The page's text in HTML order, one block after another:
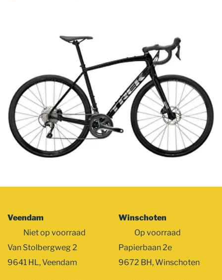
Veendam
Niet op voorraad
Van Stolbergweg 2
9641 HL, Veendam
Winschoten
Op voorraad
Papierbaan 2e
9672 BH, Winschoten